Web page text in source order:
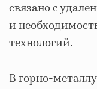
связано с
и
технологий.
В горно-